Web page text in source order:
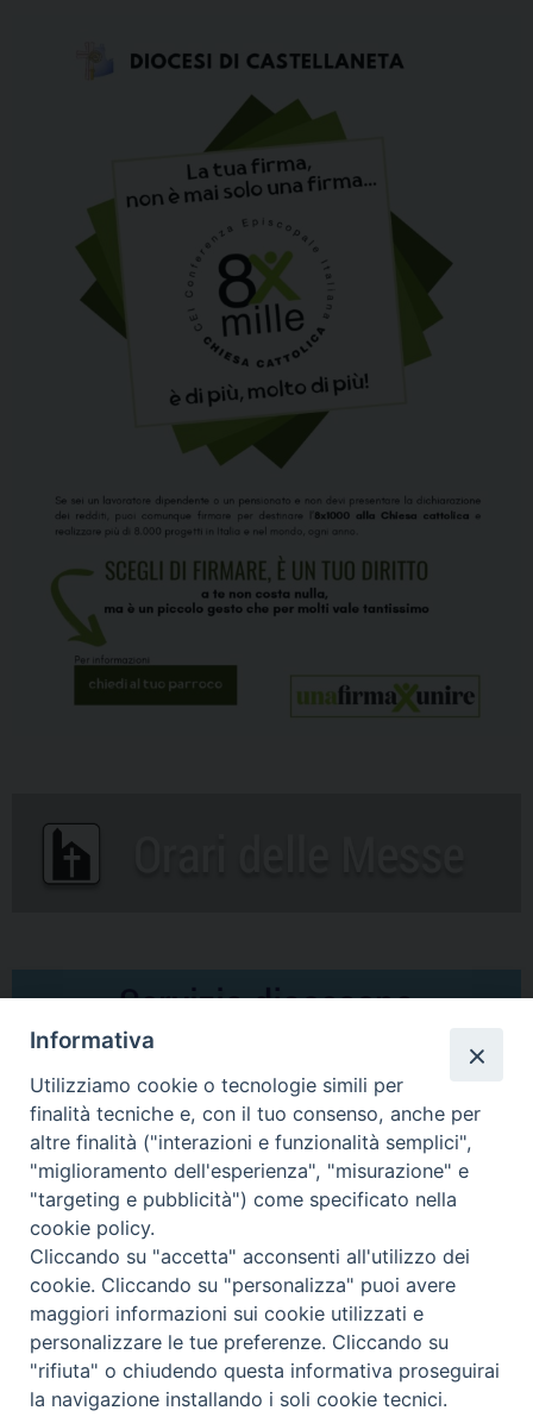
Comunicati Stampa
Il cordoglio dei Vescovi di Puglia per la morte di S.E.R. Mons. Agostino
Superbo
Nasce la Consulta Diocesana delle Aggregazioni Laicali di Castellaneta
Archivio comunicati stampa
Informativa
Utilizziamo cookie o tecnologie simili per
finalità tecniche e, con il tuo consenso, anche per
altre finalità ("interazioni e funzionalità semplici",
"miglioramento dell'esperienza", "misurazione" e
"targeting e pubblicità") come specificato nella
cookie policy.
Cliccando su "accetta" acconsenti all'utilizzo dei
cookie. Cliccando su "personalizza" puoi avere
maggiori informazioni sui cookie utilizzati e
personalizzare le tue preferenze. Cliccando su
"rifiuta" o chiudendo questa informativa proseguirai
la navigazione installando i soli cookie tecnici.